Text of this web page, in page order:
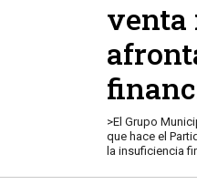
venta
>El Grupo
que hace el
la insuficiencia